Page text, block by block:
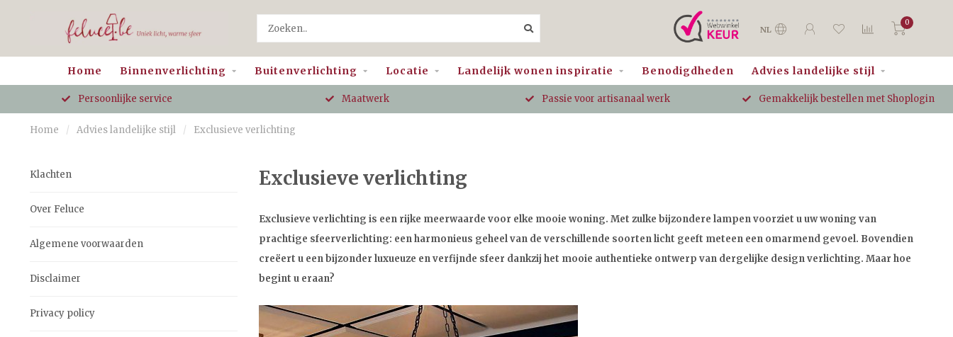
NL
0
Home Binnenverlichting Buitenverlichting Locatie Landelijk wonen inspiratie Benodigdheden Advies landelijke stijl
Persoonlijke service Maatwerk Passie voor artisanaal werk Gemakkelijk bestellen met Shoplogin
Home / Advies landelijke stijl / Exclusieve verlichting
Klachten
Over Feluce
Algemene voorwaarden
Disclaimer
Privacy policy
Exclusieve verlichting
Exclusieve verlichting is een rijke meerwaarde voor elke mooie woning. Met zulke bijzondere lampen voorziet u uw woning van
prachtige sfeerverlichting: een harmonieus geheel van de verschillende soorten licht geeft meteen een omarmend gevoel. Bovendien
creëert u een bijzonder luxueuze en verfijnde sfeer dankzij het mooie authentieke ontwerp van dergelijke design verlichting. Maar hoe
begint u eraan?